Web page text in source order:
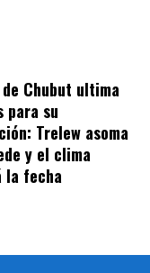
de Chubut ultima
para su
Trelew asoma
y el clima
la fecha